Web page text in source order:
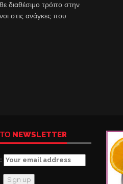
διαθέσιμο τρόπο στην
στις ανάγκες που
NEWSLETTER